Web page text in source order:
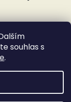
souhlas s
.